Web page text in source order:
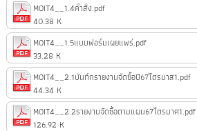
MOIT4__1.4คำสั่ง.pdf
40.38 K
MOIT4__1.5แบบฟอร์มเผยแพร่.pdf
33.28 K
MOIT4__2.1บันทึกรายงานจัดซื้อปี67ไตรมาส1.pdf
44.34 K
MOIT4__2.2รายงานจัดซื้อตามแผน67ไตรมาศ1.pdf
126.92 K